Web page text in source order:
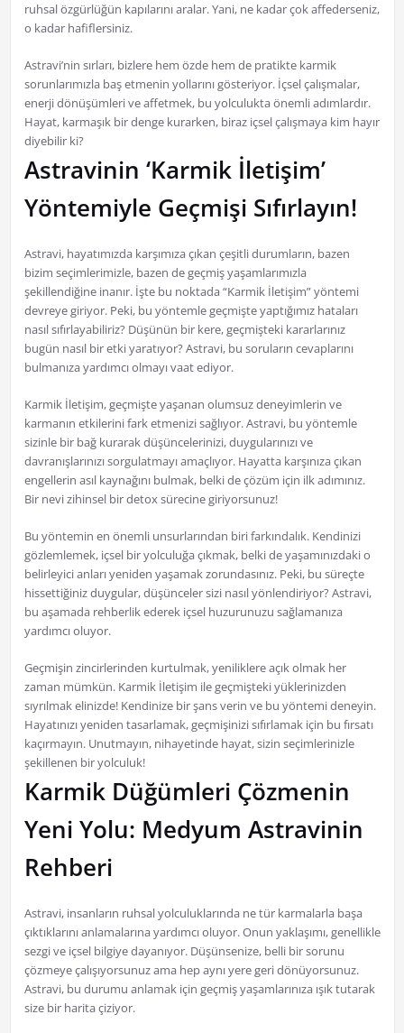
ruhsal özgürlüğün kapılarını aralar. Yani, ne kadar çok affederseniz,
o kadar hafiflersiniz.
Astravi’nin sırları, bizlere hem özde hem de pratikte karmik
sorunlarımızla baş etmenin yollarını gösteriyor. İçsel çalışmalar,
enerji dönüşümleri ve affetmek, bu yolculukta önemli adımlardır.
Hayat, karmaşık bir denge kurarken, biraz içsel çalışmaya kim hayır
diyebilir ki?
Astravinin ‘Karmik İletişim’
Yöntemiyle Geçmişi Sıfırlayın!
Astravi, hayatımızda karşımıza çıkan çeşitli durumların, bazen
bizim seçimlerimizle, bazen de geçmiş yaşamlarımızla
şekillendiğine inanır. İşte bu noktada “Karmik İletişim” yöntemi
devreye giriyor. Peki, bu yöntemle geçmişte yaptığımız hataları
nasıl sıfırlayabiliriz? Düşünün bir kere, geçmişteki kararlarınız
bugün nasıl bir etki yaratıyor? Astravi, bu soruların cevaplarını
bulmanıza yardımcı olmayı vaat ediyor.
Karmik İletişim, geçmişte yaşanan olumsuz deneyimlerin ve
karmanın etkilerini fark etmenizi sağlıyor. Astravi, bu yöntemle
sizinle bir bağ kurarak düşüncelerinizi, duygularınızı ve
davranışlarınızı sorgulatmayı amaçlıyor. Hayatta karşınıza çıkan
engellerin asıl kaynağını bulmak, belki de çözüm için ilk adımınız.
Bir nevi zihinsel bir detox sürecine giriyorsunuz!
Bu yöntemin en önemli unsurlarından biri farkındalık. Kendinizi
gözlemlemek, içsel bir yolculuğa çıkmak, belki de yaşamınızdaki o
belirleyici anları yeniden yaşamak zorundasınız. Peki, bu süreçte
hissettiğiniz duygular, düşünceler sizi nasıl yönlendiriyor? Astravi,
bu aşamada rehberlik ederek içsel huzurunuzu sağlamanıza
yardımcı oluyor.
Geçmişin zincirlerinden kurtulmak, yeniliklere açık olmak her
zaman mümkün. Karmik İletişim ile geçmişteki yüklerinizden
sıyrılmak elinizde! Kendinize bir şans verin ve bu yöntemi deneyin.
Hayatınızı yeniden tasarlamak, geçmişinizi sıfırlamak için bu fırsatı
kaçırmayın. Unutmayın, nihayetinde hayat, sizin seçimlerinizle
şekillenen bir yolculuk!
Karmik Düğümleri Çözmenin
Yeni Yolu: Medyum Astravinin
Rehberi
Astravi, insanların ruhsal yolculuklarında ne tür karmalarla başa
çıktıklarını anlamalarına yardımcı oluyor. Onun yaklaşımı, genellikle
sezgi ve içsel bilgiye dayanıyor. Düşünsenize, belli bir sorunu
çözmeye çalışıyorsunuz ama hep aynı yere geri dönüyorsunuz.
Astravi, bu durumu anlamak için geçmiş yaşamlarınıza ışık tutarak
size bir harita çiziyor.